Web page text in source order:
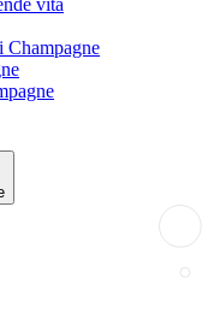
Champagne